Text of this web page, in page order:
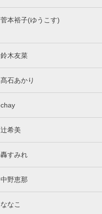
菅本裕子(ゆうこす)
鈴木友菜
髙石あかり
chay
辻希美
轟すみれ
中野恵那
ななこ